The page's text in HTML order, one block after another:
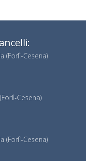
(Forlì-Cesena)
Cesena)
(Forlì-Cesena)